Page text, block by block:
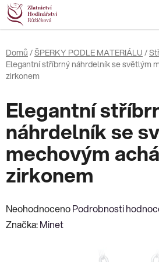
Přejít
na
obsah
Domů /ŠPERKY PODLE MATERIÁLU /
Elegantní stříbrný náhrdelník se světlým
zirkonem
Elegantní
náhrdelník se
mechovým
zirkonem
Průměrné
hodnocení
NeohodnocenoPodrobnosti
Značka:Minet